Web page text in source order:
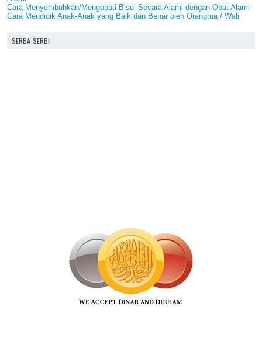
Cara Menyembuhkan/Mengobati Bisul Secara Alami dengan Obat Alami
Cara Mendidik Anak-Anak yang Baik dan Benar oleh Orangtua / Wali
SERBA-SERBI